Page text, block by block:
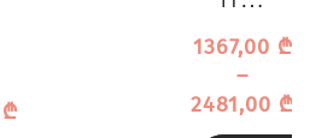
₾
Cub
Cam
1367,00 ₾
–
2481,00 ₾